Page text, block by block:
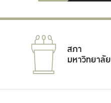
สภา
มหาวิทยาลัย